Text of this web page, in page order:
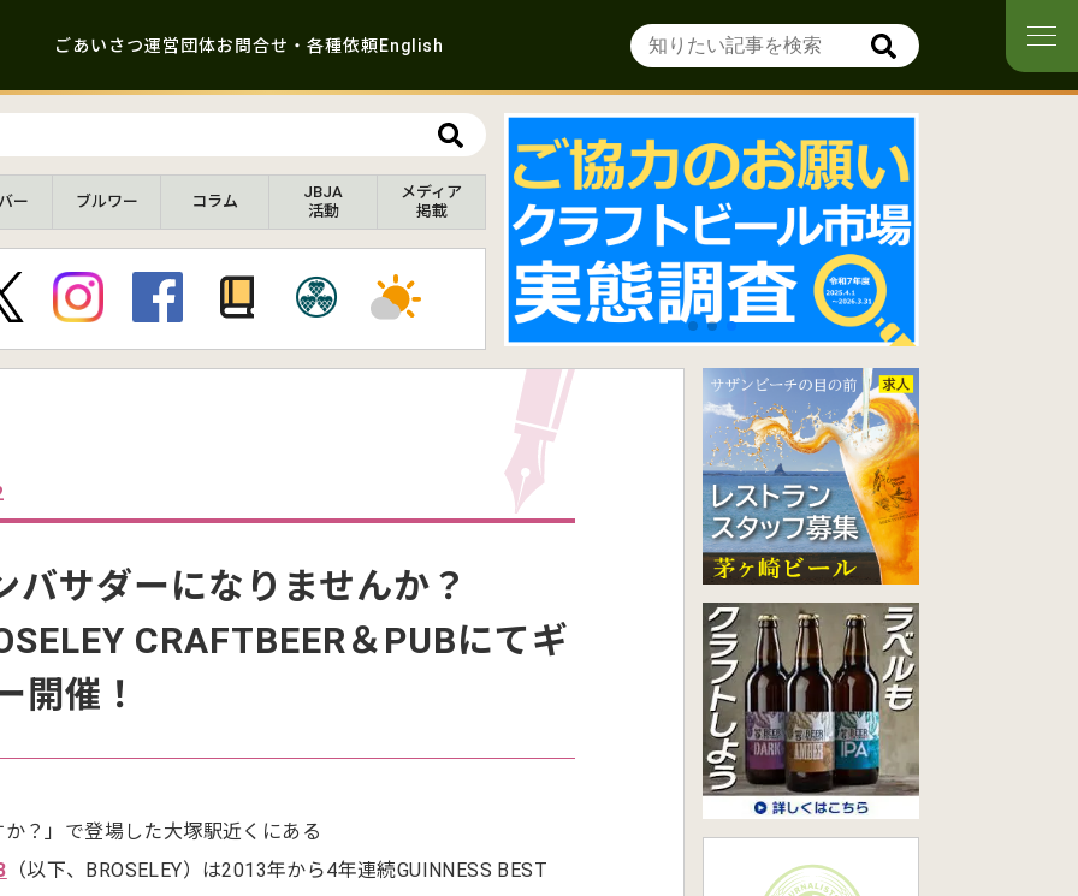
ごあいさつ運営団体お問合せ・各種依頼English
ー ブルワー コラム
JBJA
活動
メディア
掲載
バサダーになりませんか？
CRAFTBEER＆PUBにてギ
開催！
？」で登場した大塚駅近くにある
（以下、BROSELEY）は2013年から4年連続GUINNESS BEST